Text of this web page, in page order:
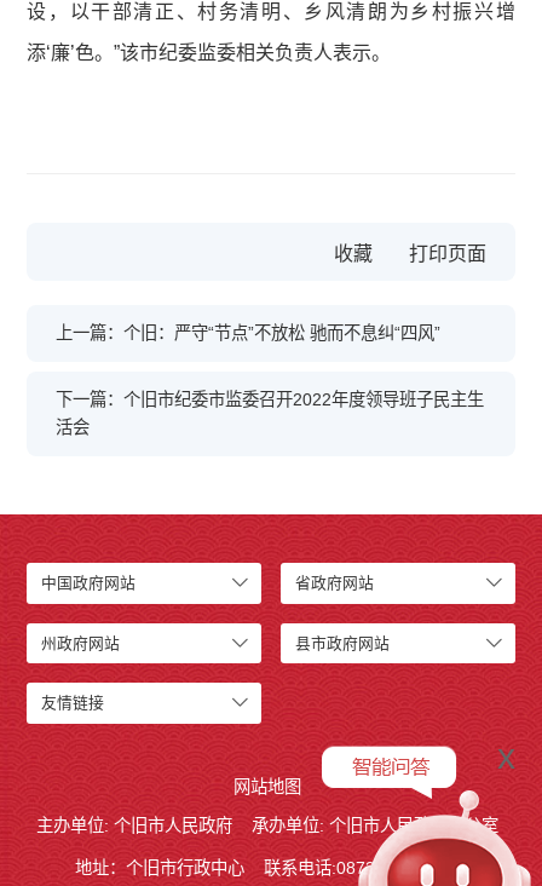
设，以干部清正、村务清明、乡风清朗为乡村振兴增
添‘廉’色。”该市纪委监委相关负责人表示。
收藏
上一篇：个旧：严守“节点”不放松 驰而不息纠“四风”
下一篇：个旧市纪委市监委召开2022年度领导班子民主生
活会
中国政府网站 省政府网站
州政府网站 县市政府网站
友情链接
网站地图
主办单位: 个旧市人民政府
承办单位: 个旧市人民政府办公室
地址：个旧市行政中心 联系电话:0873－2123215
x